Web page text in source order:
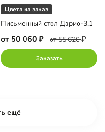
Цвета на заказ
Письменный стол Дарио-3.1
от 50 060 от 55 620
Заказать
ещё